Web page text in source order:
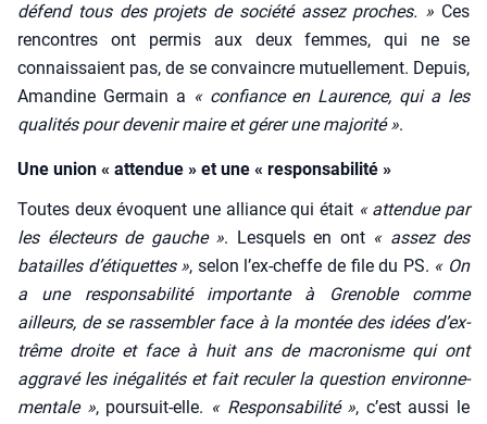
défend tous des pro­jets de socié­té assez proches. » Ces
ren­contres ont per­mis aux deux femmes, qui ne se
connais­saient pas, de se convaincre mutuel­le­ment. Depuis,
Aman­dine Ger­main a « confiance en Lau­rence, qui a les
qua­li­tés pour deve­nir maire et gérer une majo­ri­té ».
Une union « attendue » et une « responsabilité »
Toutes deux évoquent une alliance qui était « atten­due par
les élec­teurs de gauche ». Les­quels en ont « assez des
batailles d’é­ti­quettes », selon l’ex-cheffe de file du PS. « On
a une res­pon­sa­bi­li­té impor­tante à Gre­noble comme
ailleurs, de se ras­sem­bler face à la mon­tée des idées d’ex­
trême droite et face à huit ans de macro­nisme qui ont
aggra­vé les inéga­li­tés et fait recu­ler la ques­tion envi­ron­ne­
men­tale », pour­suit-elle. « Res­pon­sa­bi­li­té », c’est aus­si le